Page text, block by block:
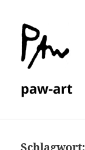
paw-art